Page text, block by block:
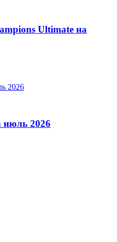
Ultimate на
июль 2026